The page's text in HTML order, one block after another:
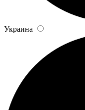
Украина